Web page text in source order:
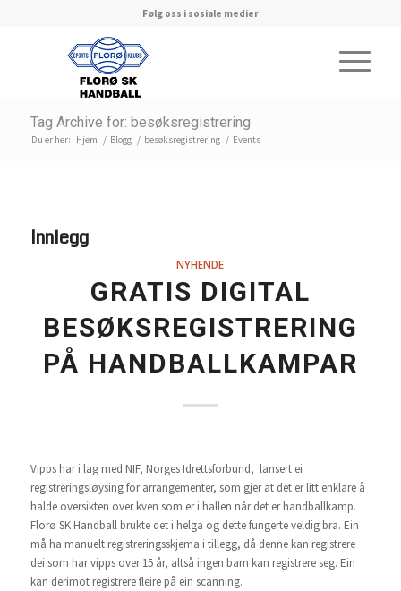
Følg oss i sosiale medier
Tag Archive for: besøksregistrering
Du er her: Hjem / Blogg / besøksregistrering / Events
Innlegg
NYHENDE
GRATIS DIGITAL
BESØKSREGISTRERING
PÅ HANDBALLKAMPAR
Vipps har i lag med NIF, Norges Idrettsforbund, lansert ei
registreringsløysing for arrangementer, som gjer at det er litt enklare å
halde oversikten over kven som er i hallen når det er handballkamp.
Florø SK Handball brukte det i helga og dette fungerte veldig bra. Ein
må ha manuelt registreringsskjema i tillegg, då denne kan registrere
dei som har vipps over 15 år, altså ingen barn kan registrere seg. Ein
kan derimot registrere fleire på ein scanning.